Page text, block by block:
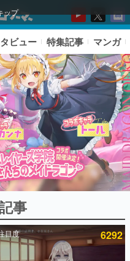
ップ
ンキング
ビュー 特集記事 マンガ
事
目度 6292